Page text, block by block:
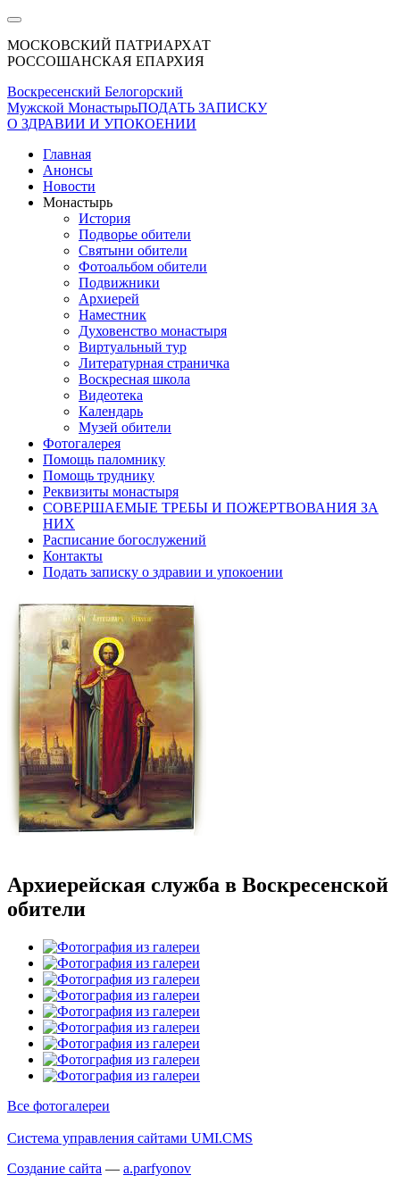
МОСКОВСКИЙ ПАТРИАРХАТ
РОССОШАНСКАЯ ЕПАРХИЯ
Воскресенский Белогорский
Мужской МонастырьПОДАТЬ ЗАПИСКУ
О ЗДРАВИИ И УПОКОЕНИИ
Главная
Анонсы
Новости
Монастырь
История
Подворье обители
Святыни обители
Фотоальбом обители
Подвижники
Архиерей
Наместник
Духовенство монастыря
Виртуальный тур
Литературная страничка
Воскресная школа
Видеотека
Календарь
Музей обители
Фотогалерея
Помощь паломнику
Помощь труднику
Реквизиты монастыря
СОВЕРШАЕМЫЕ ТРЕБЫ И ПОЖЕРТВОВАНИЯ ЗА
НИХ
Расписание богослужений
Контакты
Подать записку о здравии и упокоении
Архиерейская служба в Воскресенской
обители
Все фотогалереи
Система управления сайтами UMI.CMS
Создание сайта — a.parfyonov